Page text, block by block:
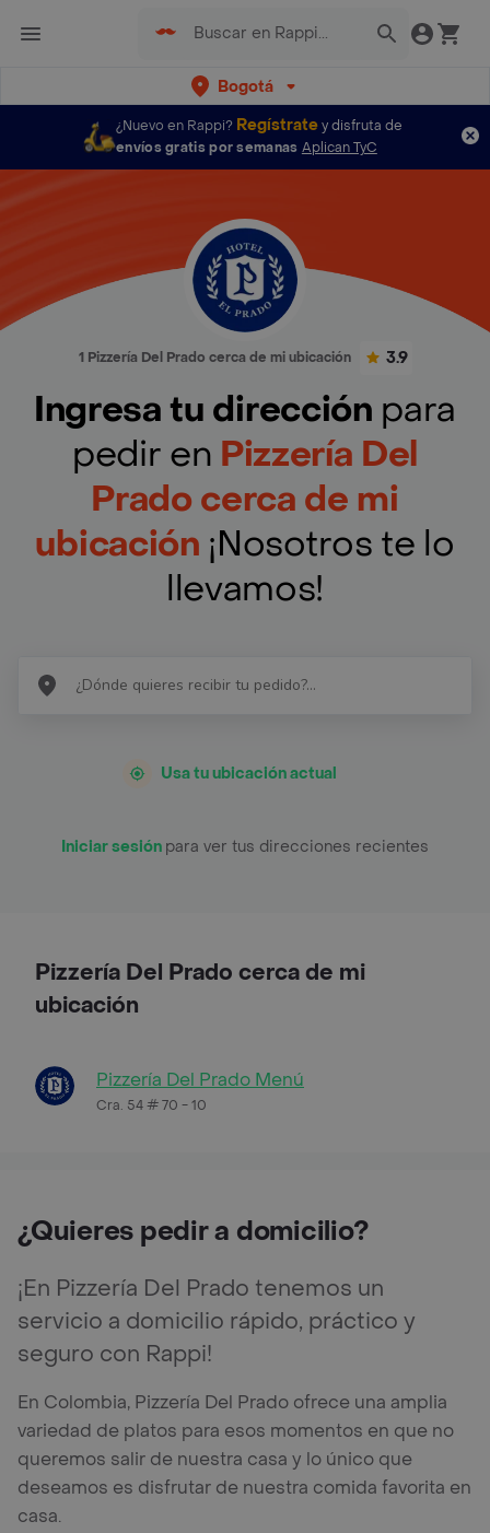
Bogotá
¿Nuevo en Rappi? Regístratey disfruta de
envíos gratis por semanas Aplican TyC
1 Pizzería Del Prado cerca de mi ubicación 3.9
Ingresa tu dirección para
pedir en Pizzería Del
Prado cerca de mi
ubicación ¡Nosotros te lo
llevamos!
Usa tu ubicación actual
Iniciar sesión para ver tus direcciones recientes
Pizzería Del Prado cerca de mi
ubicación
Pizzería Del Prado Menú
Cra. 54 # 70 - 10
¿Quieres pedir a domicilio?
¡En Pizzería Del Prado tenemos un
servicio a domicilio rápido, práctico y
seguro con Rappi!
En Colombia, Pizzería Del Prado ofrece una amplia
variedad de platos para esos momentos en que no
queremos salir de nuestra casa y lo único que
deseamos es disfrutar de nuestra comida favorita en
casa.